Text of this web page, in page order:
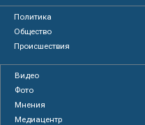
Политика
Общество
Происшествия
Видео
Фото
Мнения
Медиацентр